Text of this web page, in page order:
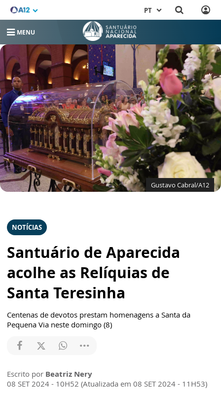
PT
MENU
Gustavo Cabral/A12
NOTÍCIAS
Santuário de Aparecida
acolhe as Relíquias de
Santa Teresinha
Centenas de devotos prestam homenagens a Santa da
Pequena Via neste domingo (8)
Escrito por Beatriz Nery
08 SET 2024 - 10H52 (Atualizada em 08 SET 2024 - 11H53)